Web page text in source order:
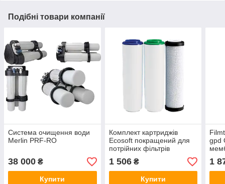
Подібні товари компанії
Система очищення води
Merlin PRF-RO
38 000 ₴
Купити
Комплект картриджів
Ecosoft покращений для
потрійних фільтрів
1 506₴
Купити
gpd
1